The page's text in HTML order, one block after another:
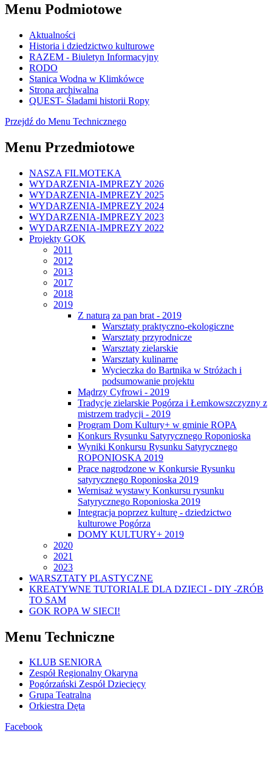
Menu Podmiotowe
Aktualności
Historia i dziedzictwo kulturowe
RAZEM - Biuletyn Informacyjny
RODO
Stanica Wodna w Klimkówce
Strona archiwalna
QUEST- Śladami historii Ropy
Przejdź do Menu Technicznego
Menu Przedmiotowe
NASZA FILMOTEKA
WYDARZENIA-IMPREZY 2026
WYDARZENIA-IMPREZY 2025
WYDARZENIA-IMPREZY 2024
WYDARZENIA-IMPREZY 2023
WYDARZENIA-IMPREZY 2022
Projekty GOK
2011
2012
2013
2017
2018
2019
Z naturą za pan brat - 2019
Warsztaty praktyczno-ekologiczne
Warsztaty przyrodnicze
Warsztaty zielarskie
Warsztaty kulinarne
Wycieczka do Bartnika w Stróżach i
podsumowanie projektu
Mądrzy Cyfrowi - 2019
Tradycje zielarskie Pogórza i Łemkowszczyzny z
mistrzem tradycji - 2019
Program Dom Kultury+ w gminie ROPA
Konkurs Rysunku Satyrycznego Roponioska
Wyniki Konkursu Rysunku Satyrycznego
ROPONIOSKA 2019
Prace nagrodzone w Konkursie Rysunku
satyrycznego Roponioska 2019
Wernisaż wystawy Konkursu rysunku
Satyrycznego Roponioska 2019
Integracja poprzez kulturę - dziedzictwo
kulturowe Pogórza
DOMY KULTURY+ 2019
2020
2021
2023
WARSZTATY PLASTYCZNE
KREATYWNE TUTORIALE DLA DZIECI - DIY -ZRÓB
TO SAM
GOK ROPA W SIECI!
Menu Techniczne
KLUB SENIORA
Zespół Regionalny Okaryna
Pogórzański Zespół Dziecięcy
Grupa Teatralna
Orkiestra Dęta
Facebook